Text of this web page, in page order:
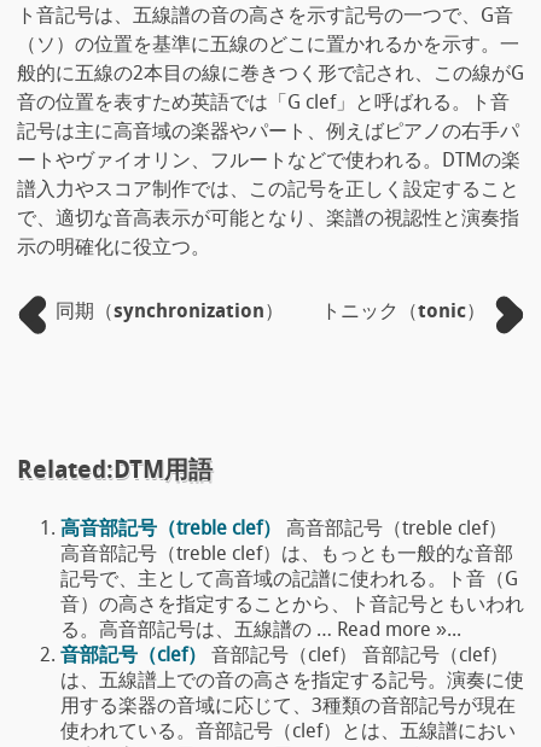
ト音記号は、五線譜の音の高さを示す記号の一つで、G音
（ソ）の位置を基準に五線のどこに置かれるかを示す。一
般的に五線の2本目の線に巻きつく形で記され、この線がG
音の位置を表すため英語では「G clef」と呼ばれる。ト音
記号は主に高音域の楽器やパート、例えばピアノの右手パ
ートやヴァイオリン、フルートなどで使われる。DTMの楽
譜入力やスコア制作では、この記号を正しく設定すること
で、適切な音高表示が可能となり、楽譜の視認性と演奏指
示の明確化に役立つ。
同期（synchronization） トニック（tonic）
Related:DTM用語
高音部記号（treble clef）
高音部記号（treble clef）
高音部記号（treble clef）は、もっとも一般的な音部
記号で、主として高音域の記譜に使われる。ト音（G
音）の高さを指定することから、ト音記号ともいわれ
る。高音部記号は、五線譜の … Read more »...
音部記号（clef）
音部記号（clef） 音部記号（clef）
は、五線譜上での音の高さを指定する記号。演奏に使
用する楽器の音域に応じて、3種類の音部記号が現在
使われている。音部記号（clef）とは、五線譜におい